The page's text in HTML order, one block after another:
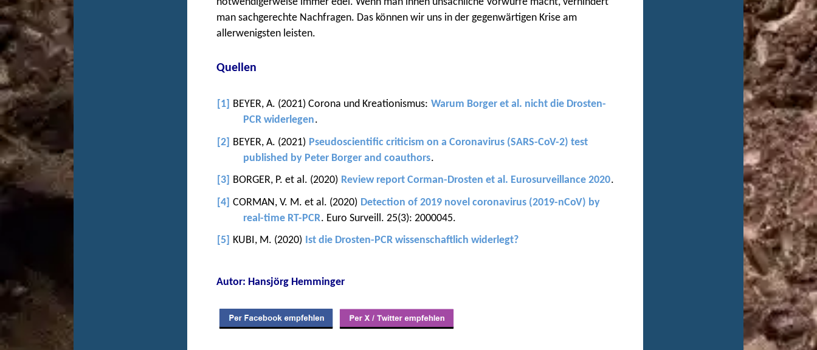
notwendigerweise immer edel. Wenn man ihnen unsachliche Vorwürfe macht, verhindert
man sachgerechte Nachfragen. Das können wir uns in der gegenwärtigen Krise am
allerwenigsten leisten.
Quellen
[1] BEYER, A. (2021) Corona und Kreationismus: Warum Borger et al. nicht die Drosten-
PCR widerlegen.
[2] BEYER, A. (2021) Pseudoscientific criticism on a Coronavirus (SARS-CoV-2) test
published by Peter Borger and coauthors.
[3] BORGER, P. et al. (2020) Review report Corman-Drosten et al. Eurosurveillance 2020.
[4] CORMAN, V. M. et al. (2020) Detection of 2019 novel coronavirus (2019-nCoV) by
real-time RT-PCR. Euro Surveill. 25(3): 2000045.
[5] KUBI, M. (2020) Ist die Drosten-PCR wissenschaftlich widerlegt?
Autor: Hansjörg Hemminger